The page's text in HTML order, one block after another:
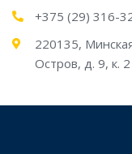
+375 (29) 316-
220135,
Остров, д. 9, к. 2